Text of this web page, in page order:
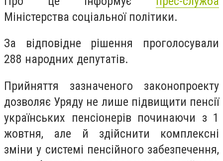
Міністерства соціальної політики.
За відповідне рішення проголосували
288 народних депутатів.
Прийняття зазначеного законопроекту
дозволяє Уряду не лише підвищити пенсії
українських пенсіонерів починаючи з 1
жовтня, але й здійснити комплексні
зміни у системі пенсійного забезпечення,